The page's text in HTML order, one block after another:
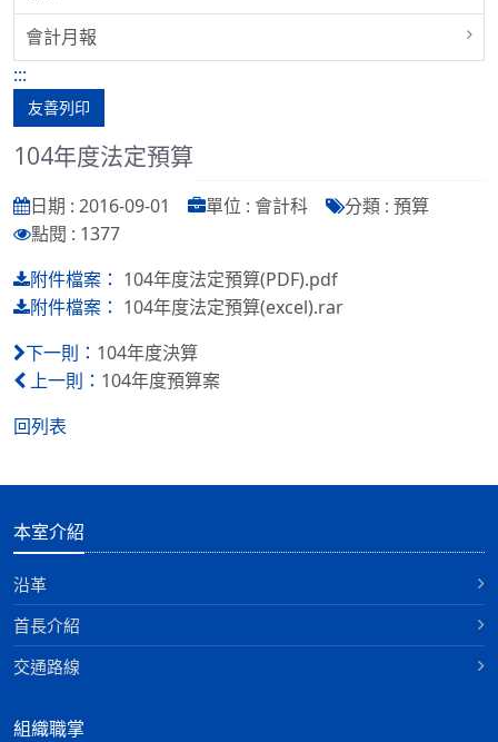
會計月報
:::
友善列印
104年度法定預算
日期 : 2016-09-01 單位 : 會計科
分類 : 預算
點閱 : 1377
附件檔案： 104年度法定預算(PDF).pdf
附件檔案： 104年度法定預算(excel).rar
下一則： 104年度決算
上一則： 104年度預算案
回列表
本室介紹
沿革
首長介紹
交通路線
組織職掌